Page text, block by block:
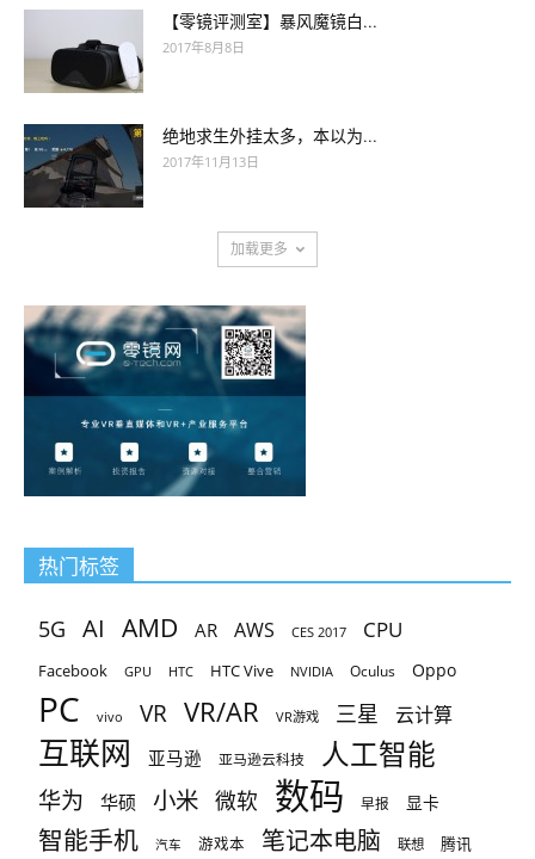
【零镜评测室】暴风魔镜白...
2017年8月8日
绝地求生外挂太多，本以为...
2017年11月13日
加载更多
热门标签
5G AI AMD AR AWS CES 2017 CPU
Facebook GPU HTC HTC Vive NVIDIA Oculus Oppo
PC vivo VR VR/AR VR游戏 三星 云计算
互联网 亚马逊 亚马逊云科技 人工智能
华为 华硕 小米 微软 数码 早报 显卡
智能手机 汽车 游戏本 笔记本电脑 联想 腾讯